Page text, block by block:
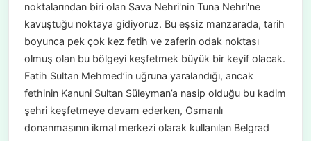
noktalarından biri olan Sava Nehri'nin Tuna Nehri'ne
kavuştuğu noktaya gidiyoruz. Bu eşsiz manzarada, tarih
boyunca pek çok kez fetih ve zaferin odak noktası
olmuş olan bu bölgeyi keşfetmek büyük bir keyif olacak.
Fatih Sultan Mehmed’in uğruna yaralandığı, ancak
fethinin Kanuni Sultan Süleyman’a nasip olduğu bu kadim
şehri keşfetmeye devam ederken, Osmanlı
donanmasının ikmal merkezi olarak kullanılan Belgrad